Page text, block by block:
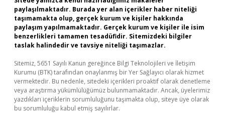
paylaşılmaktadır. Burada yer alan içerikler haber niteliği
taşımamakta olup, gerçek kurum ve kişiler hakkında
paylaşım yapılmamaktadır. Gerçek kurum ve kişiler ile isim
benzerlikleri tamamen tesadüfidir. Sitemizdeki bilgiler
taslak halindedir ve tavsiye niteliği taşımazlar.
Sitemiz, 5651 Sayılı Kanun gereğince Bilgi Teknolojileri ve İletişim
Kurumu (BTK) tarafından onaylanmış bir Yer Sağlayıcı olarak hizmet
vermektedir. Bu nedenle, sitedeki içerikleri proaktif olarak denetleme
veya araştırma yükümlülüğümüz bulunmamaktadır. Ancak, üyelerimiz
yazdıkları içeriklerin sorumluluğunu taşımakta olup, siteye üye olarak
bu sorumluluğu kabul etmiş sayılırlar.